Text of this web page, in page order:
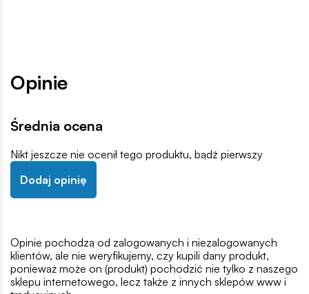
Opinie
Średnia ocena
Nikt jeszcze nie ocenił tego produktu, bądź pierwszy
Dodaj opinię
Opinie pochodzą od zalogowanych i niezalogowanych
klientów, ale nie weryfikujemy, czy kupili dany produkt,
ponieważ może on (produkt) pochodzić nie tylko z naszego
sklepu internetowego, lecz także z innych sklepów www i